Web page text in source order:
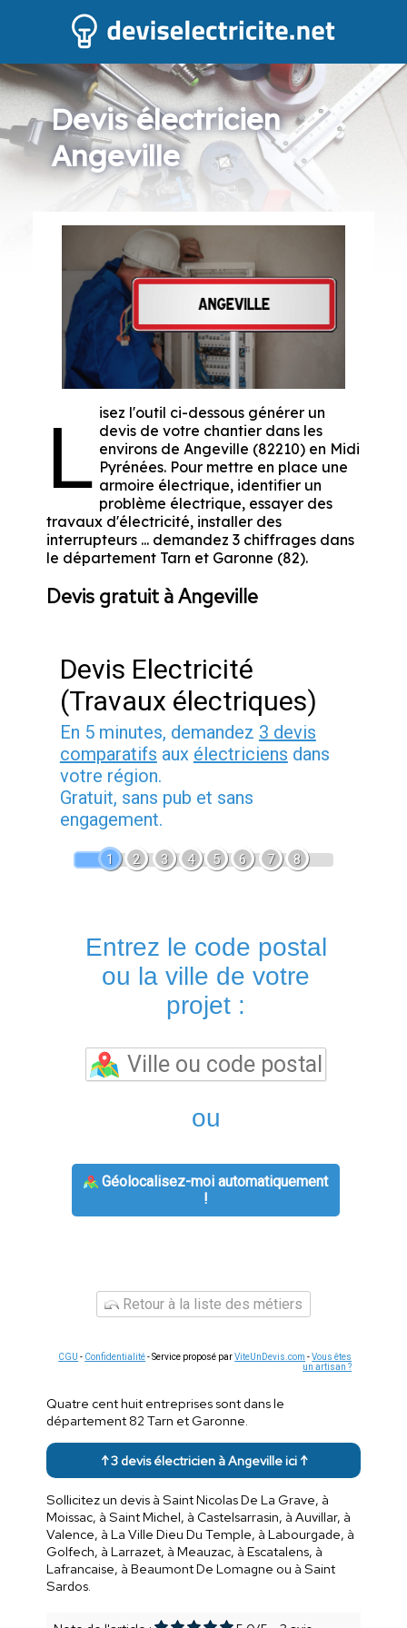
Devis électricien
Angeville
L isez l'outil ci-dessous générer un
devis de votre chantier dans les
environs de Angeville (82210) en Midi
Pyrénées. Pour mettre en place une
armoire électrique, identifier un
problème électrique, essayer des
travaux d'électricité, installer des
interrupteurs ... demandez 3 chiffrages dans
le département Tarn et Garonne (82).
Devis gratuit à Angeville
Devis Electricité
(Travaux électriques)
En 5 minutes, demandez 3 devis
comparatifs aux électriciens dans
votre région.
Gratuit, sans pub et sans
engagement.
1 2 3 4 5 6 7 8
Entrez le code postal
ou la ville de votre
projet :
ou
Géolocalisez-moi automatiquement
!
Retour à la liste des métiers
CGU - Confidentialité- Service proposé parViteUnDevis.com -Vous êtes
un artisan ?
Quatre cent huit entreprises sont dans le
département 82 Tarn et Garonne.
↑ 3 devis électricien à Angeville ici ↑
Sollicitez un devis à Saint Nicolas De La Grave, à
Moissac, à Saint Michel, à Castelsarrasin, à Auvillar, à
Valence, à La Ville Dieu Du Temple, à Labourgade, à
Golfech, à Larrazet, à Meauzac, à Escatalens, à
Lafrancaise, à Beaumont De Lomagne ou à Saint
Sardos.